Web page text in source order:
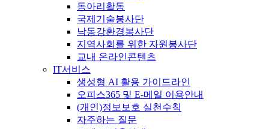
동아리활동
국제기술봉사단
낙동강환경봉사단
지역사회를 위한 자원봉사단
교내 온라인콘텐츠
IT서비스
생성형 AI 활용 가이드라인
오피스365 및 E-메일 이용안내
(개인)정보보호 실천수칙
자주하는 질문